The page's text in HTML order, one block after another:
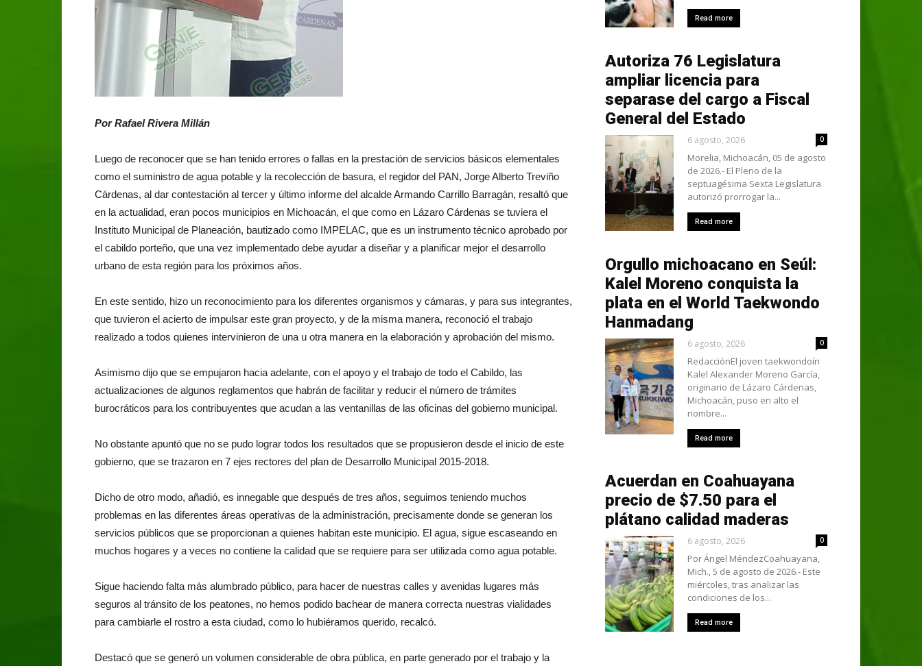
Por Rafael Rivera Millán
Luego de reconocer que se han tenido errores o fallas en la prestación de servicios básicos elementales
como el suministro de agua potable y la recolección de basura, el regidor del PAN, Jorge Alberto Treviño
Cárdenas, al dar contestación al tercer y último informe del alcalde Armando Carrillo Barragán, resaltó que
en la actualidad, eran pocos municipios en Michoacán, el que como en Lázaro Cárdenas se tuviera el
Instituto Municipal de Planeación, bautizado como IMPELAC, que es un instrumento técnico aprobado por
el cabildo porteño, que una vez implementado debe ayudar a diseñar y a planificar mejor el desarrollo
urbano de esta región para los próximos años.
En este sentido, hizo un reconocimiento para los diferentes organismos y cámaras, y para sus integrantes,
que tuvieron el acierto de impulsar este gran proyecto, y de la misma manera, reconoció el trabajo
realizado a todos quienes intervinieron de una u otra manera en la elaboración y aprobación del mismo.
Asimismo dijo que se empujaron hacia adelante, con el apoyo y el trabajo de todo el Cabildo, las
actualizaciones de algunos reglamentos que habrán de facilitar y reducir el número de trámites
burocráticos para los contribuyentes que acudan a las ventanillas de las oficinas del gobierno municipal.
No obstante apuntó que no se pudo lograr todos los resultados que se propusieron desde el inicio de este
gobierno, que se trazaron en 7 ejes rectores del plan de Desarrollo Municipal 2015-2018.
Dicho de otro modo, añadió, es innegable que después de tres años, seguimos teniendo muchos
problemas en las diferentes áreas operativas de la administración, precisamente donde se generan los
servicios públicos que se proporcionan a quienes habitan este municipio. El agua, sigue escaseando en
muchos hogares y a veces no contiene la calidad que se requiere para ser utilizada como agua potable.
Sigue haciendo falta más alumbrado público, para hacer de nuestras calles y avenidas lugares más
seguros al tránsito de los peatones, no hemos podido bachear de manera correcta nuestras vialidades
para cambiarle el rostro a esta ciudad, como lo hubiéramos querido, recalcó.
Destacó que se generó un volumen considerable de obra pública, en parte generado por el trabajo y la
Read more
Autoriza 76 Legislatura
ampliar licencia para
separase del cargo a Fiscal
General del Estado
6 agosto, 2026 0
Morelia, Michoacán, 05 de agosto
de 2026.- El Pleno de la
septuagésima Sexta Legislatura
autorizó prorrogar la...
Read more
Orgullo michoacano en Seúl:
Kalel Moreno conquista la
plata en el World Taekwondo
Hanmadang
6 agosto, 2026 0
RedacciónEl joven taekwondoín
Kalel Alexander Moreno García,
originario de Lázaro Cárdenas,
Michoacán, puso en alto el
nombre...
Read more
Acuerdan en Coahuayana
precio de $7.50 para el
plátano calidad maderas
6 agosto, 2026 0
Por Ángel MéndezCoahuayana,
Mich., 5 de agosto de 2026.- Este
miércoles, tras analizar las
condiciones de los...
Read more